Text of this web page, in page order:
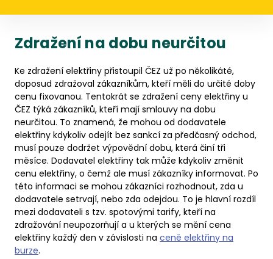
Zdražení na dobu neurčitou
Ke zdražení elektřiny přistoupil ČEZ už po několikáté,
doposud zdražoval zákazníkům, kteří měli do určité doby
cenu fixovanou. Tentokrát se zdražení ceny elektřiny u
ČEZ týká zákazníků, kteří mají smlouvy na dobu
neurčitou. To znamená, že mohou od dodavatele
elektřiny kdykoliv odejít bez sankcí za předčasný odchod,
musí pouze dodržet výpovědní dobu, která činí tři
měsíce. Dodavatel elektřiny tak může kdykoliv změnit
cenu elektřiny, o čemž ale musí zákazníky informovat. Po
této informaci se mohou zákazníci rozhodnout, zda u
dodavatele setrvají, nebo zda odejdou. To je hlavní rozdíl
mezi dodavateli s tzv. spotovými tarify, kteří na
zdražování neupozorňují a u kterých se mění cena
elektřiny každý den v závislosti na ceně elektřiny na
burze.